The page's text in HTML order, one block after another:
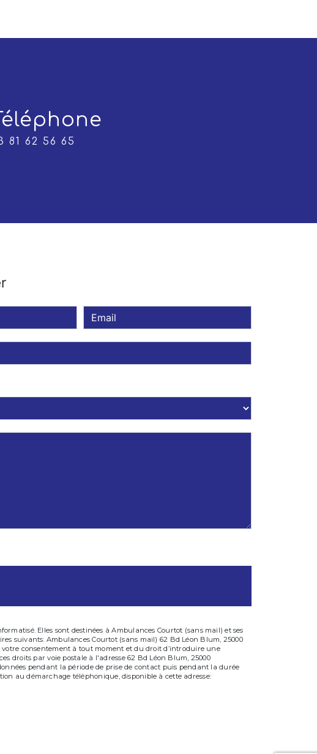
81 62 56 65
Elles sont destinées à Ambulances Courtot (sans mail) et ses
suivants: Ambulances Courtot (sans mail) 62 Bd Léon Blum, 25000
votre consentement à tout moment et du droit d’introduire une
droits par voie postale à l'adresse 62 Bd Léon Blum, 25000
pendant la période de prise de contact puis pendant la durée
au démarchage téléphonique, disponible à cette adresse: